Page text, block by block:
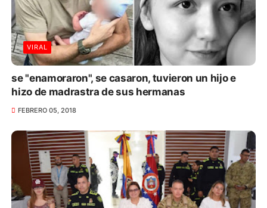
VIRAL
se "enamoraron", se casaron, tuvieron un hijo e
hizo de madrastra de sus hermanas
FEBRERO 05, 2018